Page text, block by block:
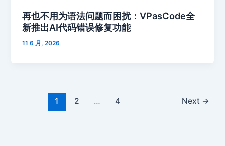
再也不用为语法问题而困扰：VPasCode全
新推出AI代码错误修复功能
11 6 月, 2026
1 2 … 4 Next →